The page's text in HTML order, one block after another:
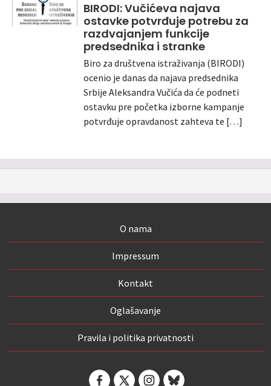
BIRODI: Vučićeva najava
ostavke potvrđuje potrebu za
razdvajanjem funkcije
predsednika i stranke
Biro za društvena istraživanja (BIRODI)
ocenio je danas da najava predsednika
Srbije Aleksandra Vučića da će podneti
ostavku pre početka izborne kampanje
potvrđuje opravdanost zahteva te […]
O nama
Impressum
Kontakt
Oglašavanje
Pravila i politika privatnosti